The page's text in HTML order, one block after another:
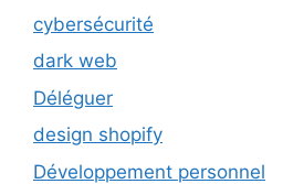
cybersécurité
dark web
Déléguer
design shopify
Développement personnel